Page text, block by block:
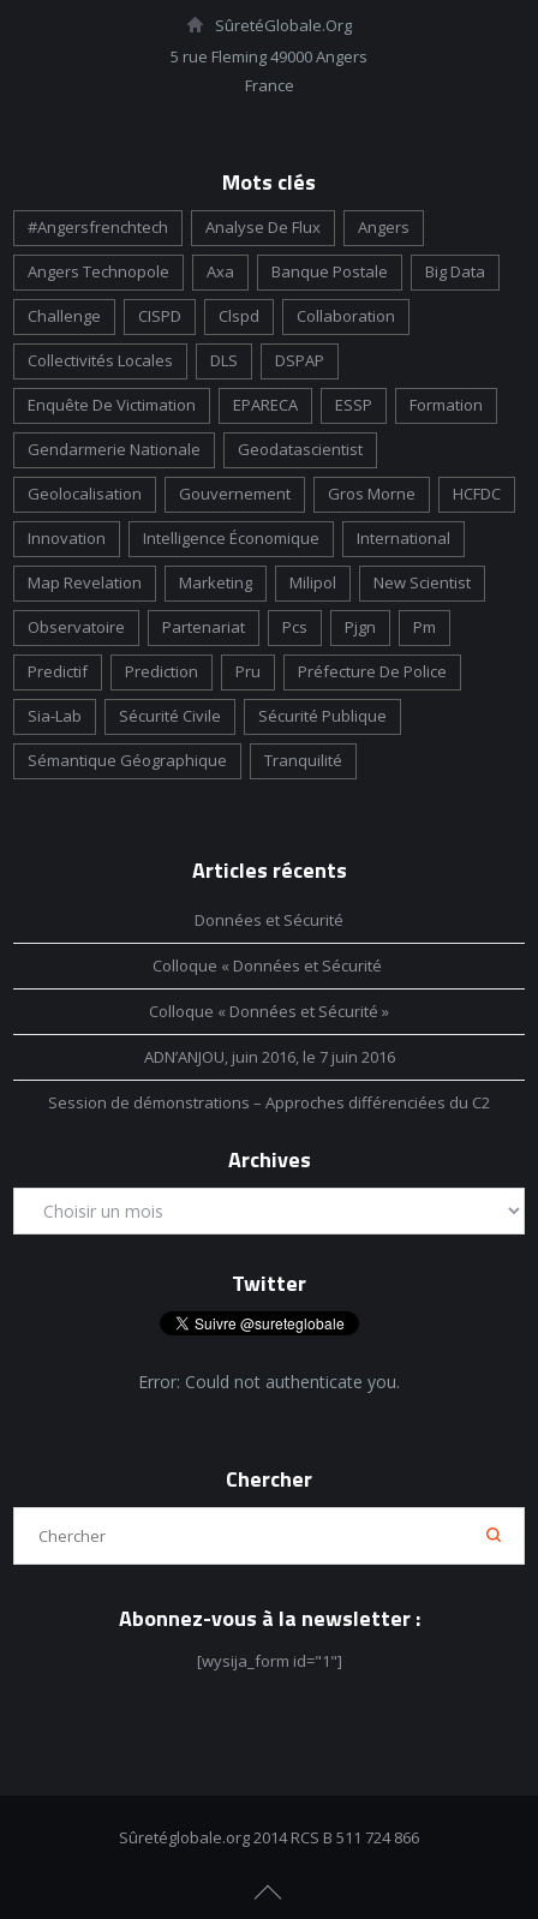
SûretéGlobale.Org
5 rue Fleming 49000 Angers
France
Mots clés
#angersfrenchtech Analyse De Flux Angers
Angers Technopole Axa Banque Postale Big Data
Challenge CISPD Clspd Collaboration
Collectivités Locales DLS DSPAP
Enquête De Victimation EPARECA ESSP Formation
Gendarmerie Nationale Geodatascientist
Geolocalisation Gouvernement Gros Morne HCFDC
Innovation Intelligence Économique International
Map Revelation Marketing Milipol New Scientist
Observatoire Partenariat Pcs Pjgn Pm
Predictif Prediction Pru Préfecture De Police
Sia-Lab Sécurité Civile Sécurité Publique
Sémantique Géographique Tranquilité
Articles récents
Données et Sécurité
Colloque « Données et Sécurité
Colloque « Données et Sécurité »
ADN’ANJOU, juin 2016, le 7 juin 2016
Session de démonstrations – Approches différenciées du C2
Archives
Twitter
Error: Could not authenticate you.
Chercher
Abonnez-vous à la newsletter :
[wysija_form id="1"]
Sûretéglobale.org 2014 RCS B 511 724 866